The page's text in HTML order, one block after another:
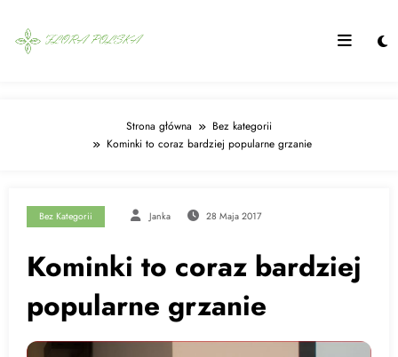
content
Strona główna
Bez kategorii
Kominki to coraz bardziej popularne grzanie
Bez Kategorii Janka 28 Maja 2017
Kominki to coraz bardziej
popularne grzanie